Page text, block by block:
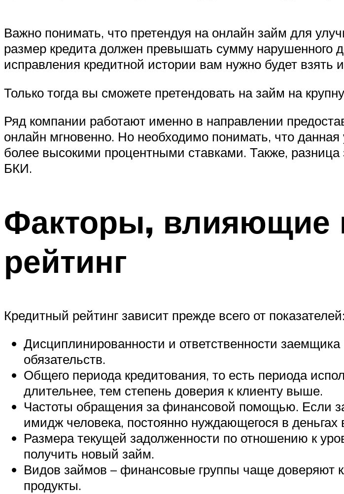
Важно понимать, что претендуя на онлайн займ для
размер кредита должен превышать сумму нарушенного
исправления кредитной истории вам нужно будет взять
Только тогда вы сможете претендовать на займ на
Ряд компании работают именно в направлении
онлайн мгновенно. Но необходимо понимать, что
более высокими процентными ставками. Также,
БКИ.
Факторы, влияющие
рейтинг
Кредитный рейтинг зависит прежде всего от показателей:
Дисциплинированности и ответственности
обязательств.
Общего периода кредитования, то есть периода
длительнее, тем степень доверия к клиенту выше.
Частоты обращения за финансовой помощью. Если
имидж человека, постоянно нуждающегося в
Размера текущей задолженности по отношению к
получить новый займ.
Видов займов – финансовые группы чаще доверяют
продукты.